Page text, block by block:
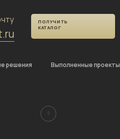
ПОЛУЧИТЬ
КАТАЛОГ
решения Выполненные проекты